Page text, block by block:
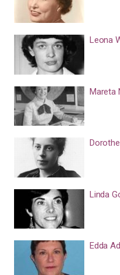
Leona
Mareta
Linda
Edda